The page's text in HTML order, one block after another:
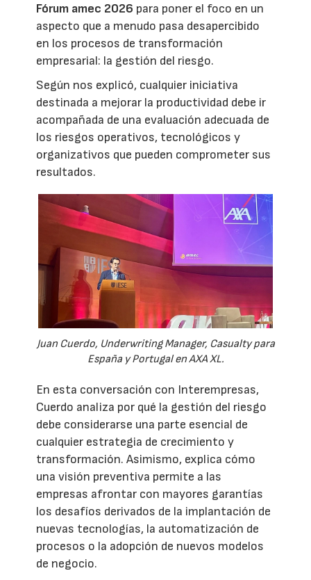
Fórum amec 2026 para poner el foco en un
aspecto que a menudo pasa desapercibido
en los procesos de transformación
empresarial: la gestión del riesgo.
Según nos explicó, cualquier iniciativa
destinada a mejorar la productividad debe ir
acompañada de una evaluación adecuada de
los riesgos operativos, tecnológicos y
organizativos que pueden comprometer sus
resultados.
Juan Cuerdo, Underwriting Manager, Casualty para
España y Portugal en AXA XL.
En esta conversación con Interempresas,
Cuerdo analiza por qué la gestión del riesgo
debe considerarse una parte esencial de
cualquier estrategia de crecimiento y
transformación. Asimismo, explica cómo
una visión preventiva permite a las
empresas afrontar con mayores garantías
los desafíos derivados de la implantación de
nuevas tecnologías, la automatización de
procesos o la adopción de nuevos modelos
de negocio.